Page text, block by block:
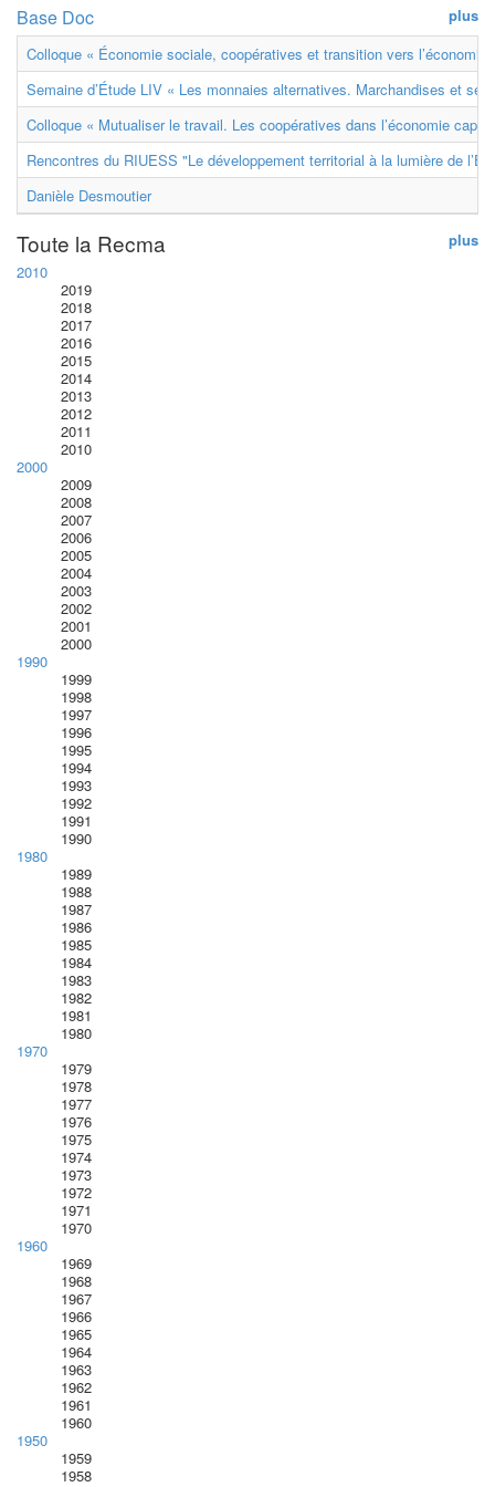
plus
Base Doc
Colloque « Économie sociale, coopératives et transition vers
Semaine d’Étude LIV « Les monnaies alternatives. Marchandises et
Colloque « Mutualiser le travail. Les coopératives dans l’économie
Rencontres du RIUESS "Le développement territorial à la lumière de
Danièle Desmoutier
plus
Toute la Recma
2010
2019
2018
2017
2016
2015
2014
2013
2012
2011
2010
2000
2009
2008
2007
2006
2005
2004
2003
2002
2001
2000
1990
1999
1998
1997
1996
1995
1994
1993
1992
1991
1990
1980
1989
1988
1987
1986
1985
1984
1983
1982
1981
1980
1970
1979
1978
1977
1976
1975
1974
1973
1972
1971
1970
1960
1969
1968
1967
1966
1965
1964
1963
1962
1961
1960
1950
1959
1958